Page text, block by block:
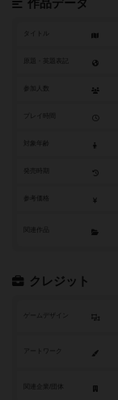
作品データ
タイトル
参加人数
参考価格
関連作品
クレジット
ゲームデザイン
アートワーク